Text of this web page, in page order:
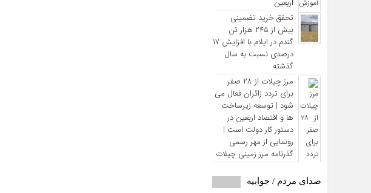
تحقق خرید تضمینی
بیش از ۲۴۵ هزار تن
گندم در ایلام با افزایش ۱۷
درصدی نسبت به سال
گذشته
مرز چیلات از ۲۸ صفر
برای تردد زائران فعال می‌
شود | توسعه زیرساخت‌
ها و اقتصاد اربعین در
دستور کار دولت است |
رونمایی از مهر رسمی
گذرنامه مرز زمینی چیلات
صدای مردم / جوابیه